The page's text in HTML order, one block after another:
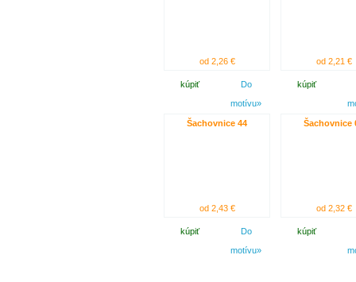
od 2,26 €
kúpiť
Do
motívu»
od 2,21 €
kúpiť
Šachovnice 44
od 2,43 €
kúpiť
Do
motívu»
Šachovnice
od 2,32 €
kúpiť